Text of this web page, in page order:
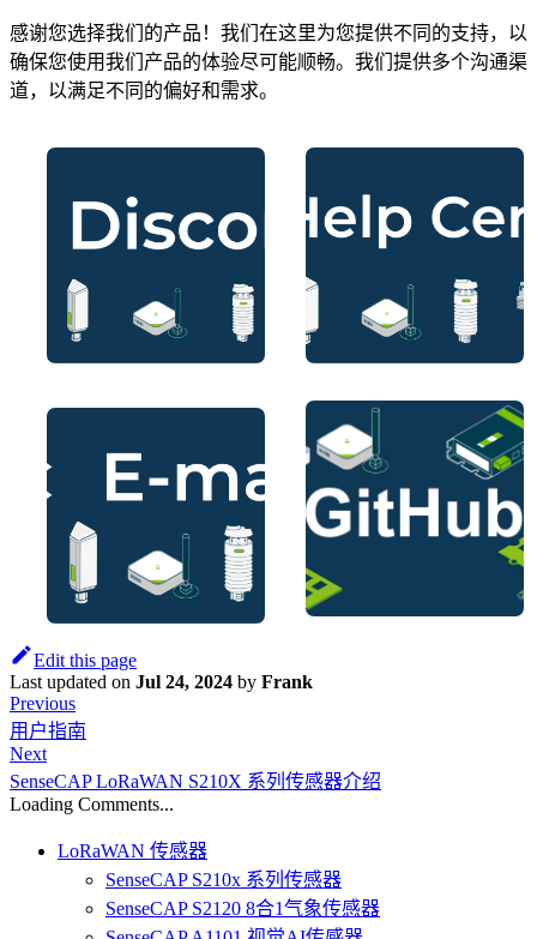
感谢您选择我们的产品！我们在这里为您提供不同的支持，以
确保您使用我们产品的体验尽可能顺畅。我们提供多个沟通渠
道，以满足不同的偏好和需求。
Edit this page
Last updated on Jul 24, 2024 by Frank
Previous
用户指南
Next
SenseCAP LoRaWAN S210X 系列传感器介绍
Loading Comments...
LoRaWAN 传感器
SenseCAP S210x 系列传感器
SenseCAP S2120 8合1气象传感器